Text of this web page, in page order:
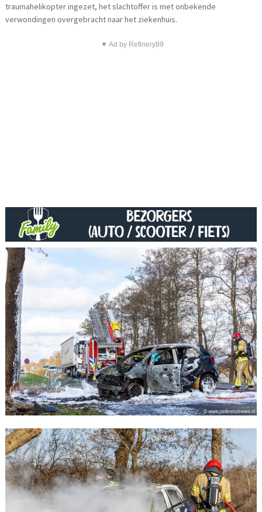
traumahelikopter ingezet, het slachtoffer is met onbekende
verwondingen overgebracht naar het ziekenhuis.
▼ Ad by Refinery89